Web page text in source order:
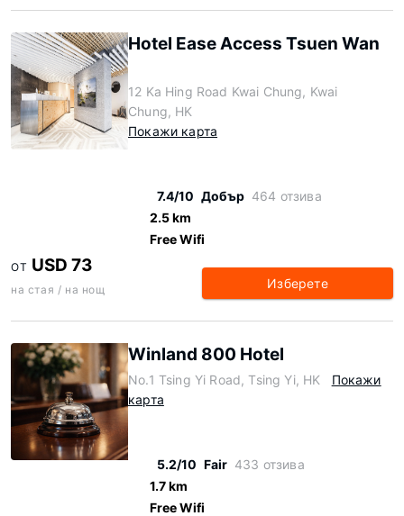
Hotel Ease Access Tsuen Wan
12 Ka Hing Road Kwai Chung, Kwai
Chung, HK
Покажи карта
7.4/10 Добър 464 отзива
2.5 km
Free Wifi
ОТ USD 73
на стая / на нощ Изберете
Winland 800 Hotel
No.1 Tsing Yi Road, Tsing Yi, HK
Покажи
карта
5.2/10 Fair 433 отзива
1.7 km
Free Wifi